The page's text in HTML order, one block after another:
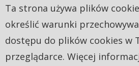
Ta strona używa plików
określić warunki
dostępu do plików cookies w
przeglądarce. Więcej